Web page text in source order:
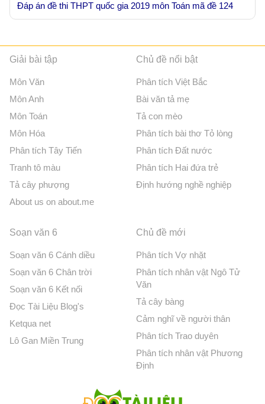
Đáp án đề thi THPT quốc gia 2019 môn Toán mã đề 124
Giải bài tập
Môn Văn
Môn Anh
Môn Toán
Môn Hóa
Phân tích Tây Tiến
Tranh tô màu
Tả cây phượng
About us on about.me
Chủ đề nổi bật
Phân tích Việt Bắc
Bài văn tả mẹ
Tả con mèo
Phân tích bài thơ Tỏ lòng
Phân tích Đất nước
Phân tích Hai đứa trẻ
Định hướng nghề nghiệp
Soạn văn 6
Soạn văn 6 Cánh diều
Soạn văn 6 Chân trời
Soạn văn 6 Kết nối
Đọc Tài Liệu Blog's
Ketqua net
Lô Gan Miền Trung
Chủ đề mới
Phân tích Vợ nhặt
Phân tích nhân vật Ngô Tử
Văn
Tả cây bàng
Cảm nghĩ về người thân
Phân tích Trao duyên
Phân tích nhân vật Phương
Định